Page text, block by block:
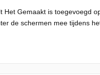
Het Gemaakt is toegevoegd
de schermen mee tijdens